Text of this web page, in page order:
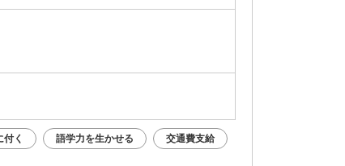
付く 語学力を生かせる 交通費支給